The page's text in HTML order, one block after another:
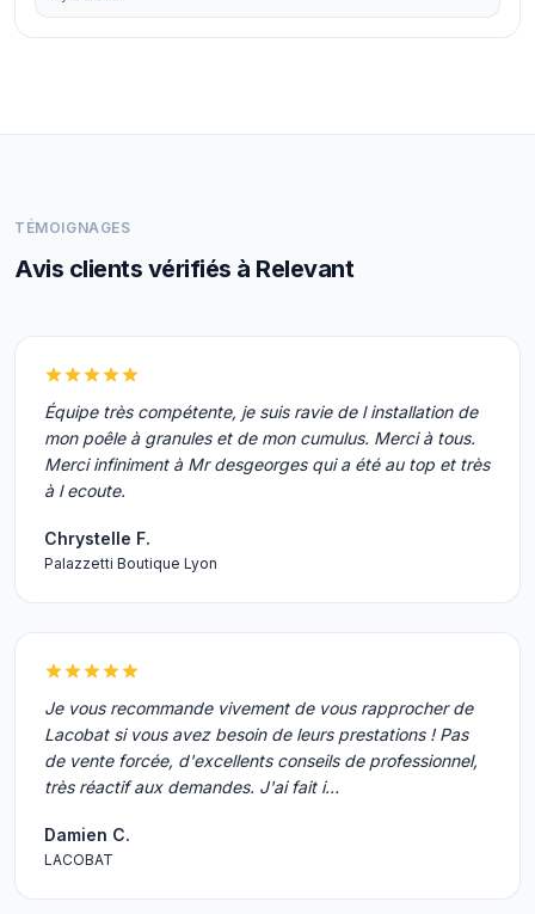
TÉMOIGNAGES
Avis clients vérifiés à Relevant
Équipe très compétente, je suis ravie de l installation de
mon poêle à granules et de mon cumulus. Merci à tous.
Merci infiniment à Mr desgeorges qui a été au top et très
à l ecoute.
Chrystelle F.
Palazzetti Boutique Lyon
Je vous recommande vivement de vous rapprocher de
Lacobat si vous avez besoin de leurs prestations ! Pas
de vente forcée, d'excellents conseils de professionnel,
très réactif aux demandes. J'ai fait i…
Damien C.
LACOBAT